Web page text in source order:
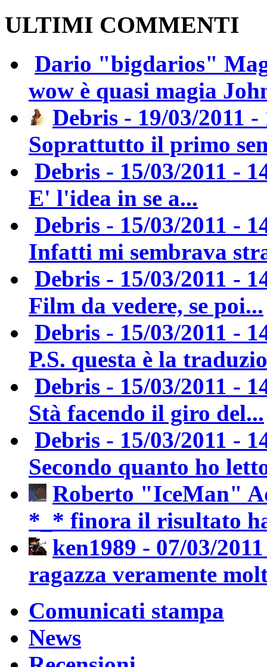
ULTIMI COMMENTI
Dario "bigdarios"
wow è quasi magia
Debris - 19/03/2011 -
Soprattutto il primo
Debris - 15/03/2011 -
E' l'idea in se a...
Debris - 15/03/2011 -
Infatti mi sembrava
Debris - 15/03/2011 -
Film da vedere, se poi...
Debris - 15/03/2011 -
P.S. questa è la
Debris - 15/03/2011 -
Stà facendo il giro del...
Debris - 15/03/2011 -
Secondo quanto ho
Roberto "IceMan"
*_* finora il risultato
ken1989 - 07/03/
ragazza veramente
Comunicati stampa
News